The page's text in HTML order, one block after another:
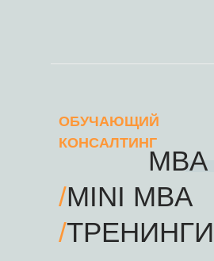
МBA
/MINI MBA
/ТРЕНИНГИ
ОБУЧАЮЩИЙ
КОНСАЛТИНГ